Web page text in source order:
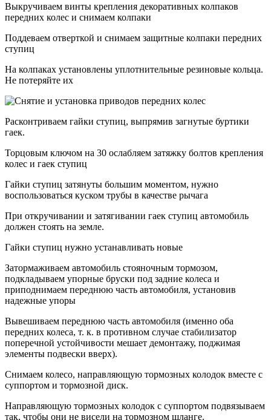
Выкручиваем винты крепления декоративных колпаков
передних колес и снимаем колпаки
Поддеваем отверткой и снимаем защитные колпаки передних
ступиц
На колпаках установлены уплотнительные резиновые кольца.
Не потеряйте их
Расконтриваем гайки ступиц, выпрямив загнутые буртики
гаек.
Торцовым ключом на 30 ослабляем затяжку болтов крепления
колес и гаек ступиц
Гайки ступиц затянуты большим моментом, нужно
воспользоваться куском трубы в качестве рычага
При откручивании и затягивании гаек ступиц автомобиль
должен стоять на земле.
Гайки ступиц нужно устанавливать новые
Затормаживаем автомобиль стояночным тормозом,
подкладываем упорные бруски под задние колеса и
приподнимаем переднюю часть автомобиля, установив
надежные упоры
Вывешиваем переднюю часть автомобиля (именно оба
передних колеса, т. к. в противном случае стабилизатор
поперечной устойчивости мешает демонтажу, поджимая
элементы подвески вверх).
Снимаем колесо, направляющую тормозных колодок вместе с
суппортом и тормозной диск.
Направляющую тормозных колодок с суппортом подвязываем
так, чтобы они не висели на тормозном шланге.